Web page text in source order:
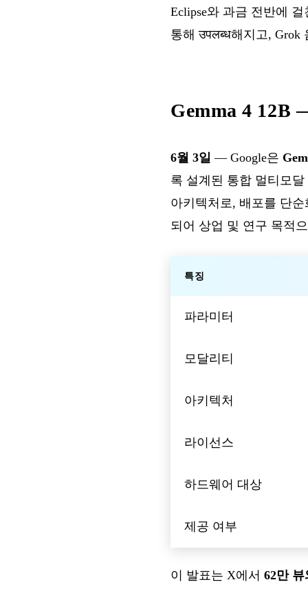
Eclipse와 과금 전반에
통해 उपलब्ध해지고, Grok
Gemma 4 12B
6월 3일 — Google은
록 설계된 통합 멀티모
아키텍처로, 배포를 단
되어 상업 및 연구 목적
특징
파라미터
모달리티
아키텍처
라이선스
하드웨어 대상
제공 여부
이 발표는 X에서 62만